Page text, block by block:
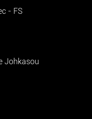
- FS
Johkasou